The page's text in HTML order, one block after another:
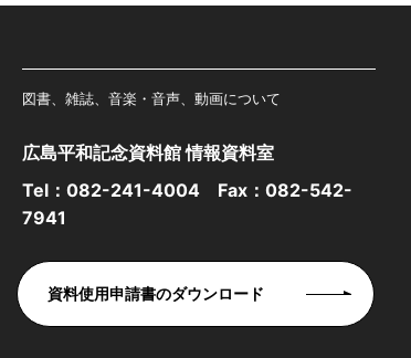
図書、雑誌、音楽・音声、動画について
広島平和記念資料館 情報資料室
Tel： 082-241-4004 Fax：082-542-
7941
資料使用申請書のダウンロード